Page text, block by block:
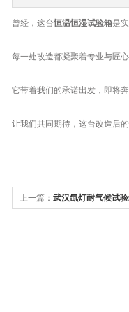
曾经，这台恒温恒湿试验箱是
每一处改造都凝聚着专业与匠
它带着我们的承诺出发，即将
让我们共同期待，这台改造后的
上一篇： 武汉氙灯耐气候试